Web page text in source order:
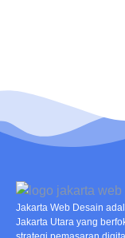
Jakarta Web Desain
Jakarta Utara yang